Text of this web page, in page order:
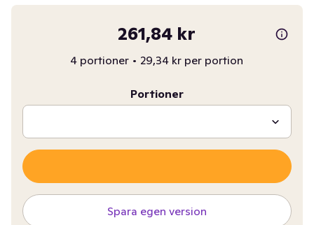
261,84 kr
4 portioner • 29,34 kr per portion
Portioner
Spara egen version